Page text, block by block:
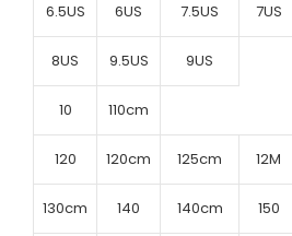
6.5US 6US 7.5US 7US
8US 9.5US 9US
10 110cm
120 120cm 125cm 12M
130cm 140 140cm 150